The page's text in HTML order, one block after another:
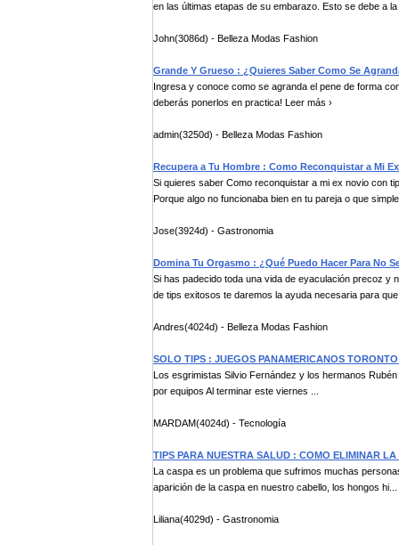
en las últimas etapas de su embarazo. Esto se debe a
John(3086d) - Belleza Modas Fashion
Grande Y Grueso : ¿Quieres Saber Como Se
Ingresa y conoce como se agranda el pene de forma
deberás ponerlos en practica! Leer más ›
admin(3250d) - Belleza Modas Fashion
Recupera a Tu Hombre : Como Reconquistar a Mi
Si quieres saber Como reconquistar a mi ex novio con
Porque algo no funcionaba bien en tu pareja o que
Jose(3924d) - Gastronomia
Domina Tu Orgasmo : ¿Qué Puedo Hacer Para No
Si has padecido toda una vida de eyaculación precoz
de tips exitosos te daremos la ayuda necesaria para
Andres(4024d) - Belleza Modas Fashion
SOLO TIPS : JUEGOS PANAMERICANOS
Los esgrimistas Silvio Fernández y los hermanos
por equipos Al terminar este viernes ...
MARDAM(4024d) - Tecnología
TIPS PARA NUESTRA SALUD : COMO ELIMINAR LA
La caspa es un problema que sufrimos muchas
aparición de la caspa en nuestro cabello, los hongos hi...
Liliana(4029d) - Gastronomia